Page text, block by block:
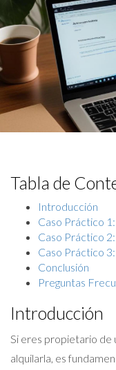
Tabla de
Introducción
Caso Práctico
Caso Práctico
Caso Práctico
Conclusión
Preguntas
Introducción
Si eres propietario de
alquilarla, es